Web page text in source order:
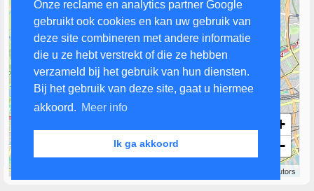
Onze reclame en analytics partner Google
gebruikt ook cookies en kan uw gebruik van
deze site combineren met andere informatie
die u ze hebt verstrekt of die ze hebben
verzameld bij het gebruik van hun diensten.
Bij het gebruik van deze site, gaat u hiermee
akkoord. Meer info
Ik ga akkoord
+
−
contributors